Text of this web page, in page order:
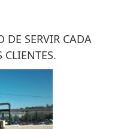
DE SERVIR CADA
CLIENTES.